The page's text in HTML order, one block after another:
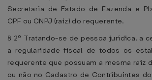
Secretaria de Estado de Fazenda e
CPF ou CNPJ (raiz) do requerente.
§ 2º Tratando-se de pessoa jurídica, a
a regularidade fiscal de todos os
requerente que possuam a mesma raiz
ou não no Cadastro de Contribuintes